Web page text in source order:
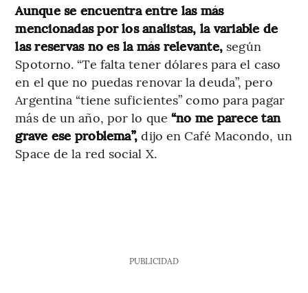
Aunque se encuentra entre las más
mencionadas por los analistas, la variable de
las reservas no es la más relevante, según
Spotorno. “Te falta tener dólares para el caso
en el que no puedas renovar la deuda”, pero
Argentina “tiene suficientes” como para pagar
más de un año, por lo que “no me parece tan
grave ese problema”,dijo en Café Macondo, un
Space de la red social X.
PUBLICIDAD